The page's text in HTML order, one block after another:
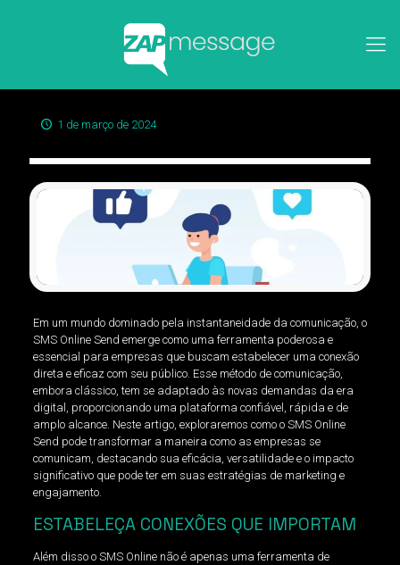
1 de março de 2024
Em um mundo dominado pela instantaneidade da comunicação, o
SMS Online Send emerge como uma ferramenta poderosa e
essencial para empresas que buscam estabelecer uma conexão
direta e eficaz com seu público. Esse método de comunicação,
embora clássico, tem se adaptado às novas demandas da era
digital, proporcionando uma plataforma confiável, rápida e de
amplo alcance. Neste artigo, exploraremos como o SMS Online
Send pode transformar a maneira como as empresas se
comunicam, destacando sua eficácia, versatilidade e o impacto
significativo que pode ter em suas estratégias de marketing e
engajamento.
ESTABELEÇA CONEXÕES QUE IMPORTAM
Além disso o SMS Online não é apenas uma ferramenta de